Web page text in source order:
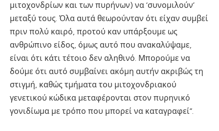
μιτοχονδρίων και των πυρήνων) να ‘συνομιλούν’
μεταξύ τους. Όλα αυτά θεωρούνταν ότι είχαν συμβεί
πριν πολύ καιρό, προτού καν υπάρξουμε ως
ανθρώπινο είδος, όμως αυτό που ανακαλύψαμε,
είναι ότι κάτι τέτοιο δεν αληθινό. Μπορούμε να
δούμε ότι αυτό συμβαίνει ακόμη αυτήν ακριβώς τη
στιγμή, καθώς τμήματα του μιτοχονδριακού
γενετικού κώδικα μεταφέρονται στον πυρηνικό
γονιδίωμα με τρόπο που μπορεί να καταγραφεί”.